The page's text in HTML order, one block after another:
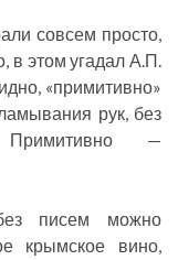
совсем просто,
в этом угадал А.П.
«примитивно»
рук, без
Примитивно —
писем можно
крымское вино,